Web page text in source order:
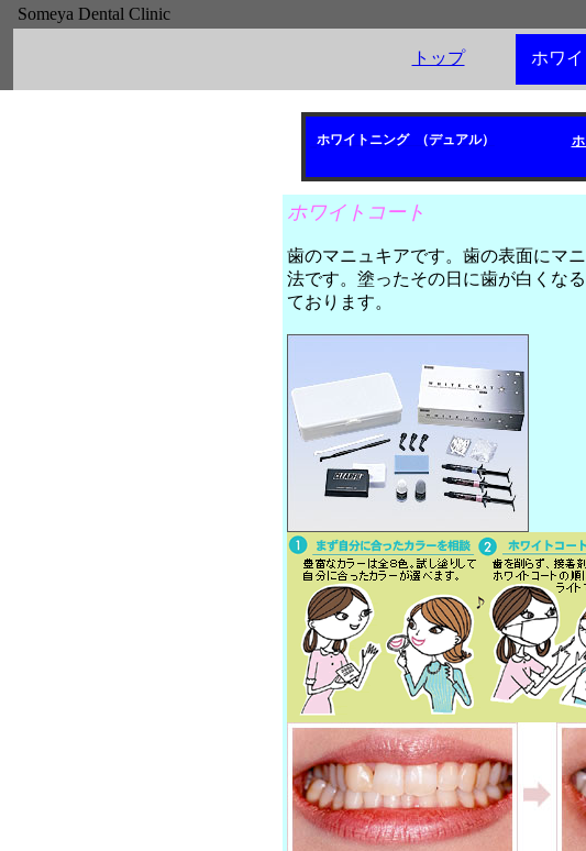
Someya Dental Clinic
トップ ホワ
ホワイトニング （デュアル）
ホワイトコート
歯のマニュキアです。歯の表面にマ
法です。塗ったその日に歯が白くな
ております。